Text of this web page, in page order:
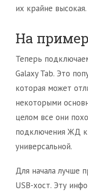
их крайне высокая.
На
Теперь
Galaxy Tab. Это
которая может
некоторыми
целом все они
подключения ЖД к
универсальной.
Для начала лучше
USB-хост. Эту